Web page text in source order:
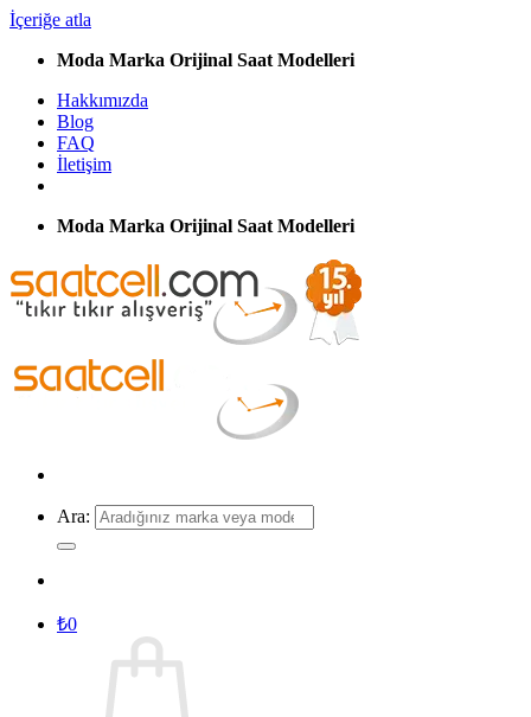
İçeriğe atla
Moda Marka Orijinal Saat Modelleri
Hakkımızda
Blog
FAQ
İletişim
Moda Marka Orijinal Saat Modelleri
Ara:
₺0